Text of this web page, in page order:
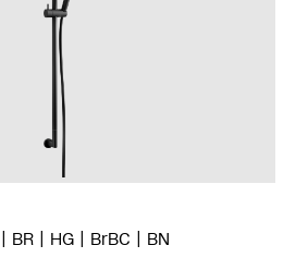
BR HG BrBC BN